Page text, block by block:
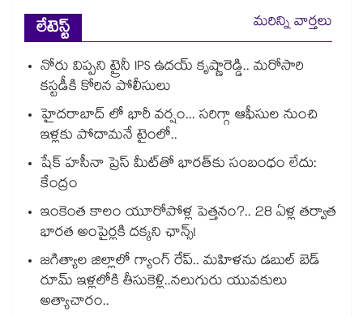
లేటెస్ట్
మరిన్ని వార్తలు
నోరు విప్పని ట్రైనీ IPS ఉదయ్ కృష్ణారెడ్డి.. మరోసారి
కస్టడీకి కోరిన పోలీసులు
హైదరాబాద్ లో భారీ వర్షం... సరిగ్గా ఆఫీసుల నుంచి
ఇళ్లకు పోదామనే టైంలో..
షేక్ హసీనా ప్రెస్ మీట్‎తో భారత్‎కు సంబంధం లేదు:
కేంద్రం
ఇంకెంత కాలం యూరోపోళ్ల పెత్తనం?.. 28 ఏళ్ల తర్వాత
భారత అంపైర్లకి దక్కని ఛాన్స్!
జగిత్యాల జిల్లాలో గ్యాంగ్ రేప్.. మహిళను డబుల్ బెడ్
రూమ్ ఇళ్లలోకి తీసుకెళ్లి..నలుగురు యువకులు
అత్యాచారం..